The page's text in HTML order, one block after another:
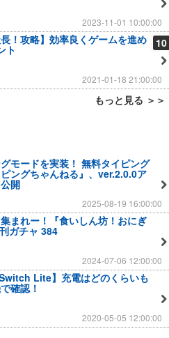
2023-11-01 10:00:00
10
長！攻略】効率良くゲームを進め
ト
2021-01-18 21:00:00
もっと見る ＞＞
モードを実装！ 無料タイピング
ングちゃんねる』、ver.2.0.0ア
開
2025-08-19 16:00:00
まれー！『食いしん坊！おにぎ
ガチャ 384
2024-07-06 12:00:00
Lite】充電はどのくらいも
確認！
2020-05-05 12:00:00